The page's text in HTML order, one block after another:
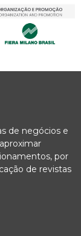
de negócios e
por
de revistas